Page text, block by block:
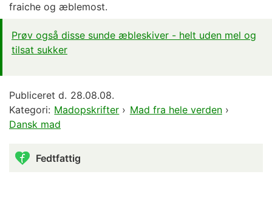
fraiche og æblemost.
Prøv også disse sunde æbleskiver - helt uden mel og
tilsat sukker
Publiceret d. 28.08.08.
Kategori: Madopskrifter › Mad fra hele verden›
Dansk mad
Fedtfattig